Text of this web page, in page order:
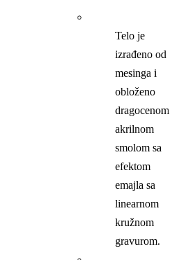
Telo je
izrađeno od
mesinga i
obloženo
dragocenom
akrilnom
smolom sa
efektom
emajla sa
linearnom
kružnom
gravurom.